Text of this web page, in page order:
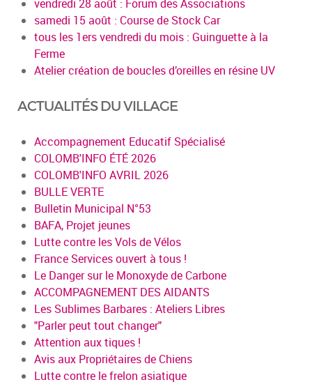
vendredi 28 août : Forum des Associations
samedi 15 août : Course de Stock Car
tous les 1ers vendredi du mois : Guinguette à la
Ferme
Atelier création de boucles d’oreilles en résine UV
ACTUALITÉS DU VILLAGE
Accompagnement Educatif Spécialisé
COLOMB'INFO ÉTÉ 2026
COLOMB'INFO AVRIL 2026
BULLE VERTE
Bulletin Municipal N°53
BAFA, Projet jeunes
Lutte contre les Vols de Vélos
France Services ouvert à tous !
Le Danger sur le Monoxyde de Carbone
ACCOMPAGNEMENT DES AIDANTS
Les Sublimes Barbares : Ateliers Libres
"Parler peut tout changer"
Attention aux tiques !
Avis aux Propriétaires de Chiens
Lutte contre le frelon asiatique